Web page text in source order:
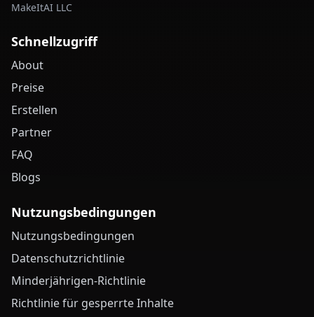
MakeItAI LLC
Schnellzugriff
About
Preise
Erstellen
Partner
FAQ
Blogs
Nutzungsbedingungen
Nutzungsbedingungen
Datenschutzrichtlinie
Minderjährigen-Richtlinie
Richtlinie für gesperrte Inhalte